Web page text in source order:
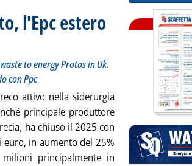
l'Epc estero
to energy Protos in Uk.
con Ppc
attivo nella siderurgia
principale produttore
ha chiuso il 2025 con
in aumento del 25%
principalmente in